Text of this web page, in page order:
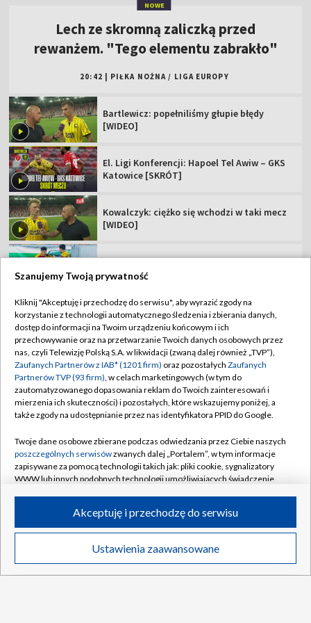
Transmisje Wideo
El. Ligi Konferencji: Hapoel Tel Awiw – GKS
Katowice [SKRÓT]
Kowalczyk: ciężko się wchodzi w taki mecz
Popis skrzydłowego Jagi. "Dubletu nie
Zagrali potencjalni rywale Polaków. Jest
Polskie kluby w europejskich pucharach.
TVP
Abonament TVP
Sklep TVP
Biuro Reklamy
Oferta Handlowa
Emisja w TVP
Rada Programowa
Ogłoszenia przetargowe
Akademia Telewizyjna
Centrum informacji TVP
Regulamin TVP
Polityka prywatności
Moje zgody
Biuro reklamy
Kanały
©2026 Telewizja Polska Spółka Akcyjna w likwidacji
Szanujemy Twoją prywatność
Kliknij "Akceptuję i przechodzę do serwisu", aby wyrazić zgody na
korzystanie z technologii automatycznego śledzenia i zbierania danych,
dostęp do informacji na Twoim urządzeniu końcowym i ich
przechowywanie oraz na przetwarzanie Twoich danych osobowych przez
nas, czyli Telewizję Polską S.A. w likwidacji (zwaną dalej również „TVP”),
Zaufanych Partnerów z IAB* (1201 firm) oraz pozostałych Zaufanych
Partnerów TVP (93 firm), w celach marketingowych (w tym do
zautomatyzowanego dopasowania reklam do Twoich zainteresowań i
mierzenia ich skuteczności) i pozostałych, które wskazujemy poniżej, a
także zgody na udostępnianie przez nas identyfikatora PPID do Google.
Twoje dane osobowe zbierane podczas odwiedzania przez Ciebie naszych
poszczególnych serwisówzwanych dalej „Portalem”, w tym informacje
zapisywane za pomocą technologii takich jak: pliki cookie, sygnalizatory
WWW lub innych podobnych technologii umożliwiających świadczenie
ruchu w Internecie.
Twoje dane osobowe zbierane podczas odwiedzania przez Ciebie
poszczególnych serwisówna Portalu, takie jak adresy IP, identyfikatory
Ustawienia zaawansowane
Akceptuję i przechodzę do serwisu